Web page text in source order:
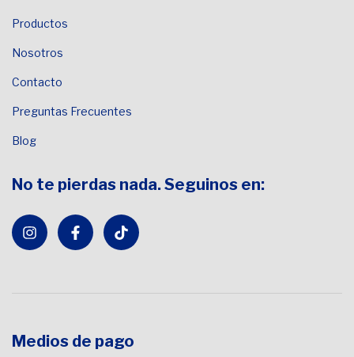
Productos
Nosotros
Contacto
Preguntas Frecuentes
Blog
No te pierdas nada. Seguinos en:
Medios de pago